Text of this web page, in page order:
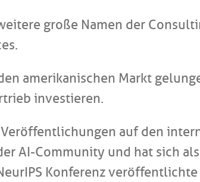
große Namen der
amerikanischen Markt
investieren.
auf den
AI-Community und hat sich
Konferenz veröffentlichte